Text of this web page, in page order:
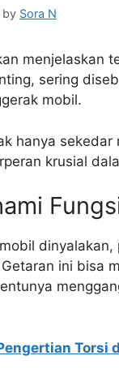
by Sora N
menjelaskan
sering
mobil.
hanya
krusial
ini bisa
Torsi